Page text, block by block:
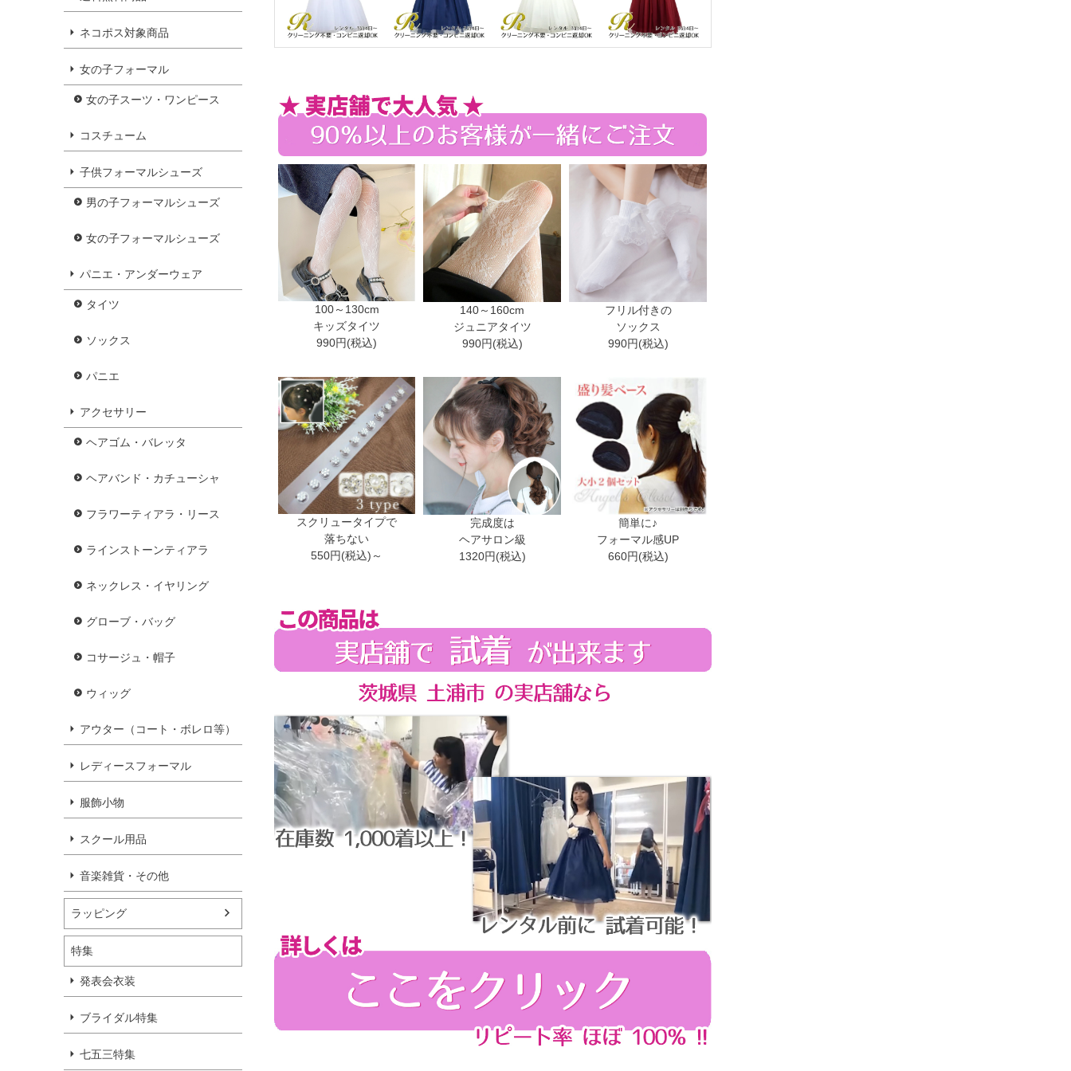
ネコポス対象商品
女の子フォーマル
女の子スーツ・ワンピース
コスチューム
子供フォーマルシューズ
男の子フォーマルシューズ
女の子フォーマルシューズ
パニエ・アンダーウェア
タイツ
ソックス
パニエ
アクセサリー
ヘアゴム・バレッタ
ヘアバンド・カチューシャ
フラワーティアラ・リース
ラインストーンティアラ
ネックレス・イヤリング
グローブ・バッグ
コサージュ・帽子
ウィッグ
アウター（コート・ボレロ等）
レディースフォーマル
服飾小物
スクール用品
音楽雑貨・その他
ラッピング
特集
発表会衣装
ブライダル特集
七五三特集
100～130cm
キッズタイツ
990円(税込)
140～160cm
ジュニアタイツ
990円(税込)
フリル付きの
ソックス
990円(税込)
スクリュータイプで
落ちない
550円(税込)～
完成度は
ヘアサロン級
1320円(税込)
簡単に♪
フォーマル感UP
660円(税込)